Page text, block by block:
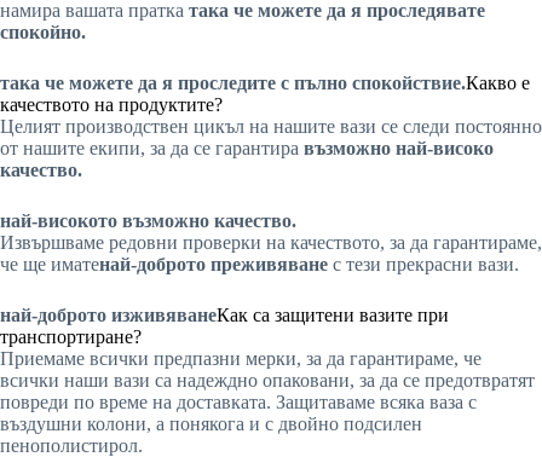
намира вашата пратка така че можете да я проследявате
спокойно.
така че можете да я проследите с пълно спокойствие.Какво е
качеството на продуктите?
Целият производствен цикъл на нашите вази се следи постоянно
от нашите екипи, за да се гарантира възможно най-високо
качество.
най-високото възможно качество.
Извършваме редовни проверки на качеството, за да гарантираме,
че ще иматенай-доброто преживяване с тези прекрасни вази.
най-доброто изживяванеКак са защитени вазите при
транспортиране?
Приемаме всички предпазни мерки, за да гарантираме, че
всички наши вази са надеждно опаковани, за да се предотвратят
повреди по време на доставката. Защитаваме всяка ваза с
въздушни колони, а понякога и с двойно подсилен
пенополистирол.